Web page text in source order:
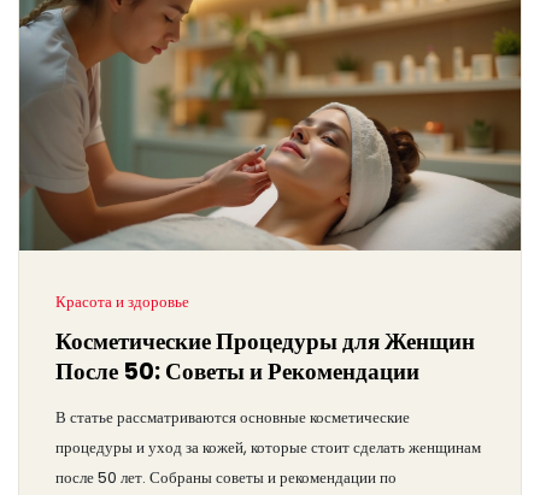
Красота и здоровье
Косметические Процедуры для Женщин
После 50: Советы и Рекомендации
В статье рассматриваются основные косметические
процедуры и уход за кожей, которые стоит сделать женщинам
после 50 лет. Собраны советы и рекомендации по